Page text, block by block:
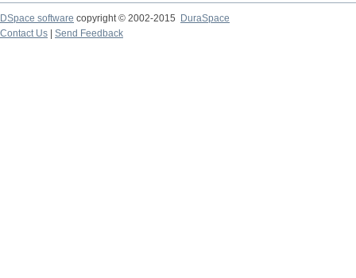
DSpace software copyright © 2002-2015
DuraSpace
Contact Us
Send Feedback